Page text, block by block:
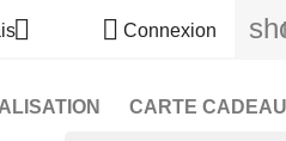
  Connexion
CARTE CADEAU